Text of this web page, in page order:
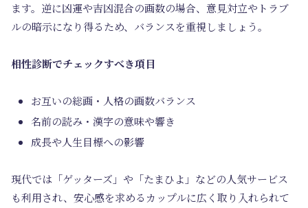
ます。逆に凶運や吉凶混合の画数の場合、意見対立やトラブ
ルの暗示になり得るため、バランスを重視しましょう。
相性診断でチェックすべき項目
お互いの総画・人格の画数バランス
名前の読み・漢字の意味や響き
成長や人生目標への影響
現代では「ゲッターズ」や「たまひよ」などの人気サービス
も利用され、安心感を求めるカップルに広く取り入れられて